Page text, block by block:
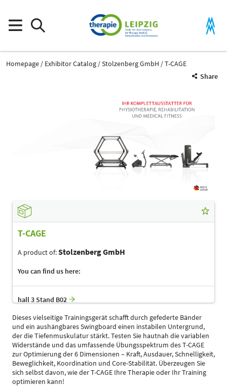
Homepage Exhibitor Catalog Stolzenberg GmbH
T-CAGE
Share
T-CAGE
A product of:Stolzenberg GmbH
You can find us here:
hall 3 Stand B02
Dieses vielseitige Trainingsgerät schafft durch gefederte Bänder
und ein aushängbares Swingboard einen instabilen Untergrund,
der die Tiefenmuskulatur stärkt. Testen Sie hautnah die variablen
Widerstände und das umfassende Übungsspektrum des T-CAGE
zur Optimierung der 6 Dimensionen – Kraft, Ausdauer, Schnelligkeit,
Beweglichkeit, Koordination und Core-Stabilität. Überzeugen Sie
sich selbst davon, wie der T-CAGE Ihre Therapie oder Ihr Training
optimieren kann!